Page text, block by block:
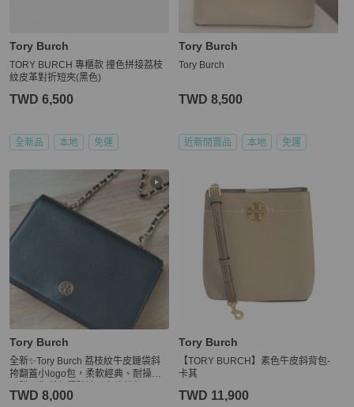
Tory Burch
TORY BURCH 專櫃款 撞色拼接荔枝
紋皮革對折短夾(黑色)
TWD 6,500
全新品 本地 免運
Tory Burch
Tory Burch
TWD 8,500
近新閒置品 本地 免運
Tory Burch
全新✨Tory Burch 荔枝紋牛皮鏈袋斜
挎翻蓋小logo包，柔軟經典、耐操也
TWD 8,000
Tory Burch
【TORY BURCH】素色牛皮斜背包-
卡其
TWD 11,900